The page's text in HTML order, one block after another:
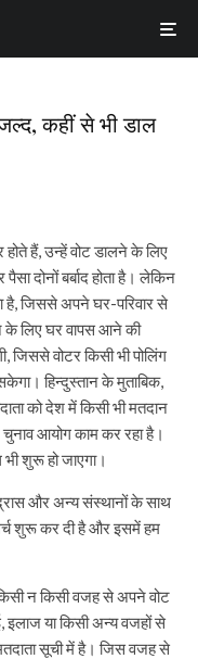
कहीं से भी डाल
हैं, उन्हें वोट डालने के लिए
दोनों बर्बाद होता है। लेकिन
है, जिससे अपने घर-परिवार से
के लिए घर वापस आने की
जिससे वोटर किसी भी पोलिंग
हिन्दुस्तान के मुताबिक,
को देश में किसी भी मतदान
आयोग काम कर रहा है।
शुरू हो जाएगा।
और अन्य संस्थानों के साथ
शुरू कर दी है और इसमें हम
न किसी वजह से अपने वोट
इलाज या किसी अन्य वजहों से
सूची में है। जिस वजह से